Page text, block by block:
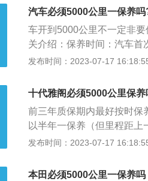
在2年。刹车片更换周期一
芯、变速箱油滤芯。添加玻
损。清洗节气门、气缸积
汽车必须5000公里一保养吗
车开到5000公里不一定非
关介绍：保养时间：汽车首
或6个月进行一次保养。保
定期对汽车相关部分进行
性工作,又称汽车维护。汽
预防故障发生,减缓劣化过
发布时间：2023-07-17
十代雅阁必须5000公里保养
前三年质保期内最好按时保
以半年一保养（但里程距
车保养是指定期对汽车相关
洁，技术状况正常，消除
发布时间：2023-07-17
本田必须5000公里一保养吗